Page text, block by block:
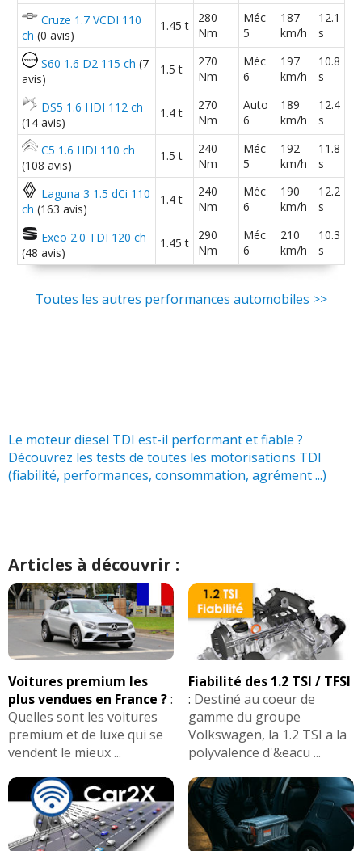
05/20
2.0 TDI 120 ch 20000km 2011
attraction( )
16/20 2.0 TDI 120 ch (0
11/20 2.0 TDI 120 ch 58000 (0
05/20 (0
2.0 TDI 120 ch(0 )
17/20 2.0 TDI 120 ch 49000(0 )
Cruze 1.7 VCDI 110
ch (0 avis)
1.45 t
280
Nm
Méc
5
187
km/h
12.1
s
S60 1.6 D2 115 ch (7
avis)
1.5 t
270
Nm
Méc
6
197
km/h
10.8
s
DS5 1.6 HDI 112 ch
(14 avis)
1.4 t
270
Nm
Auto
6
189
km/h
12.4
s
C5 1.6 HDI 110 ch
(108 avis)
1.5 t
240
Nm
Méc
5
192
km/h
11.8
s
Laguna 3 1.5 dCi 110
ch (163 avis)
1.4 t
240
Nm
Méc
6
190
km/h
12.2
s
Exeo 2.0 TDI 120 ch
(48 avis)
1.45 t
290
Nm
Méc
6
210
km/h
10.3
s
Toutes les autres performances automobiles >>
Le moteur diesel TDI est-il performant et fiable ?
Découvrez les tests de toutes les motorisations TDI
(fiabilité, performances, consommation, agrément ...)
Articles à découvrir :
Voitures premium les
plus vendues en France ?:
Quelles sont les voitures
premium et de luxe qui se
vendent le mieux ...
Fiabilité des 1.2 TSI / TFSI
: Destiné au coeur de
gamme du groupe
Volkswagen, la 1.2 TSI a la
polyvalence d'&eacu ...